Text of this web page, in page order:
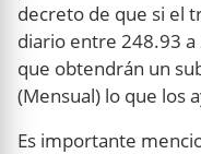
decreto de que si el
diario entre 248.93
que obtendrán un
(Mensual) lo que los
Es importante